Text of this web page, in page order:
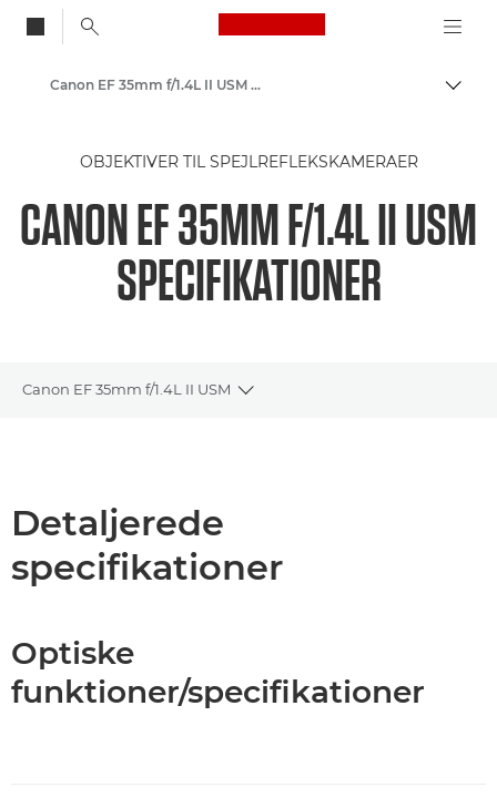
Canon Logo, back
Skift
Canon-kameraobjektiver
Canon EF 35mm f/1.4L II USM - Lenses - Camera & Photo lenses
OBJEKTIVER TIL SPEJLREFLEKSKAMERAER
CANON EF 35MM F/1.4L II USM
SPECIFIKATIONER
Canon EF 35mm f/1.4L II USM
Toggle breadcrumbs
Detaljerede
specifikationer
Optiske
funktioner/specifikationer